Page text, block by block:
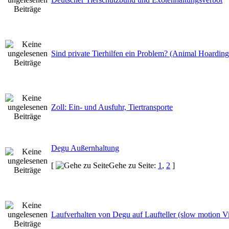
Sind private Tierhilfen ein Problem? (Animal
Zoll: Ein- und Ausfuhr, Tiertransporte
Degu Außernhaltung
[
Gehe zu Seite: 1 , 2 ]
Laufverhalten von Degu auf Laufteller (slow motion